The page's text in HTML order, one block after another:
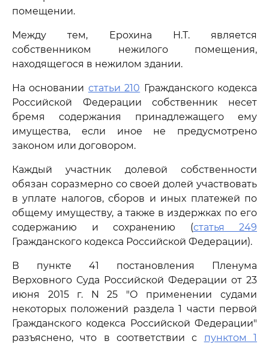
помещении.
Между тем, Ерохина Н.Т. является
собственником нежилого помещения,
находящегося в нежилом здании.
На основании статьи 210 Гражданского кодекса
Российской Федерации собственник несет
бремя содержания принадлежащего ему
имущества, если иное не предусмотрено
законом или договором.
Каждый участник долевой собственности
обязан соразмерно со своей долей участвовать
в уплате налогов, сборов и иных платежей по
общему имуществу, а также в издержках по его
содержанию и сохранению (статья 249
Гражданского кодекса Российской Федерации).
В пункте 41 постановления Пленума
Верховного Суда Российской Федерации от 23
июня 2015 г. N 25 "О применении судами
некоторых положений раздела 1 части первой
Гражданского кодекса Российской Федерации"
разъяснено, что в соответствии с пунктом 1